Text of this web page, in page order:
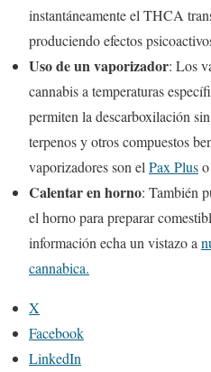
instantáneamente el THCA
produciendo efectos
Uso de un vaporizador: Los
cannabis a temperaturas
permiten la descarboxilación
terpenos y otros compuestos
vaporizadores son el Pax Plus
Calentar en horno: También
el horno para preparar
información echa un vistazo a
cannabica.
X
Facebook
LinkedIn